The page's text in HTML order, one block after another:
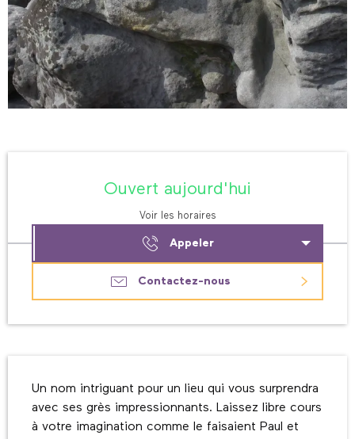
Ouvert aujourd'hui
Voir les horaires
Appeler
Contactez-nous
Un nom intriguant pour un lieu qui vous surprendra
avec ses grès impressionnants. Laissez libre cours
à votre imagination comme le faisaient Paul et